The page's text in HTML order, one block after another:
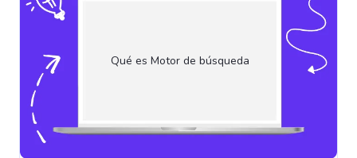
Qué es Motor de búsqueda